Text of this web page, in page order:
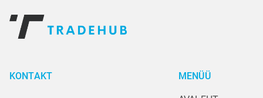
KONTAKT MENÜÜ